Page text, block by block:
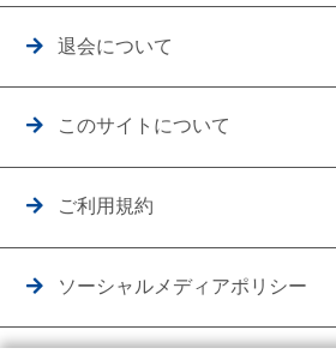
退会について
このサイトについて
ご利用規約
ソーシャルメディアポリシー